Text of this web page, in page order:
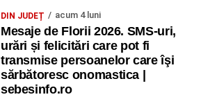
DIN JUDEȚ acum 4 luni
Mesaje de Florii 2026. SMS-uri,
urări și felicitări care pot fi
transmise persoanelor care îşi
sărbătoresc onomastica |
sebesinfo.ro